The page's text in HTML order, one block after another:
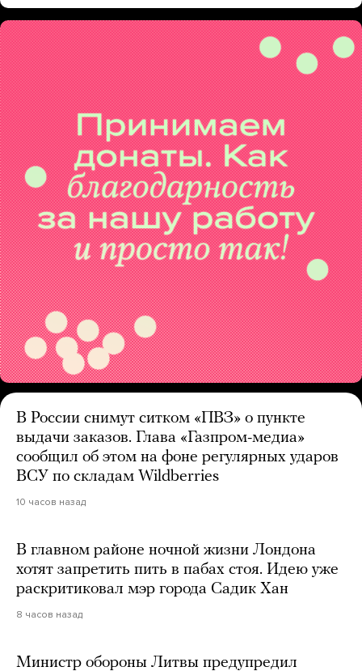
В России снимут ситком «ПВЗ» о пункте
выдачи заказов. Глава «Газпром-медиа»
сообщил об этом на фоне регулярных ударов
ВСУ по складам Wildberries
10 часов назад
В главном районе ночной жизни Лондона
хотят запретить пить в пабах стоя. Идею уже
раскритиковал мэр города Садик Хан
8 часов назад
Министр обороны Литвы предупредил